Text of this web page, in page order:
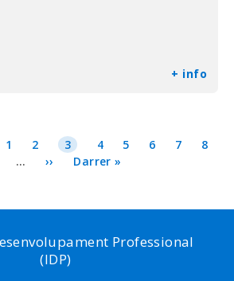
+ info
Page
1 Page
2
Pàgina
actual
3 Page
4 Page
5 Page
6 Page
7 Page
8
…
Pàgina
››
Última
Darrer »
Professional
(IDP)